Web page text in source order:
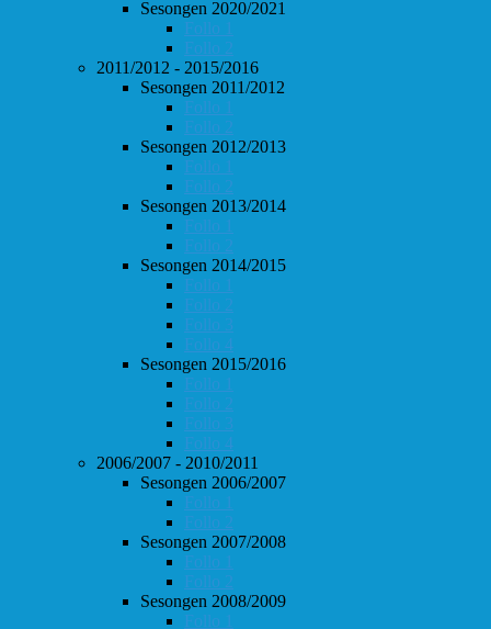
Sesongen 2020/2021
Follo 1
Follo 2
2011/2012 - 2015/2016
Sesongen 2011/2012
Follo 1
Follo 2
Sesongen 2012/2013
Follo 1
Follo 2
Sesongen 2013/2014
Follo 1
Follo 2
Sesongen 2014/2015
Follo 1
Follo 2
Follo 3
Follo 4
Sesongen 2015/2016
Follo 1
Follo 2
Follo 3
Follo 4
2006/2007 - 2010/2011
Sesongen 2006/2007
Follo 1
Follo 2
Sesongen 2007/2008
Follo 1
Follo 2
Sesongen 2008/2009
Follo 1